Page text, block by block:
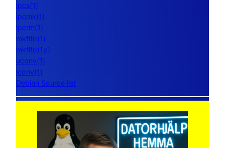
ipcs(1)
ipcmk(1)
ipcrm(1)
mkfifo(1)
mkfifo(1p)
uconv(1)
iconv(1)
Debian Source list